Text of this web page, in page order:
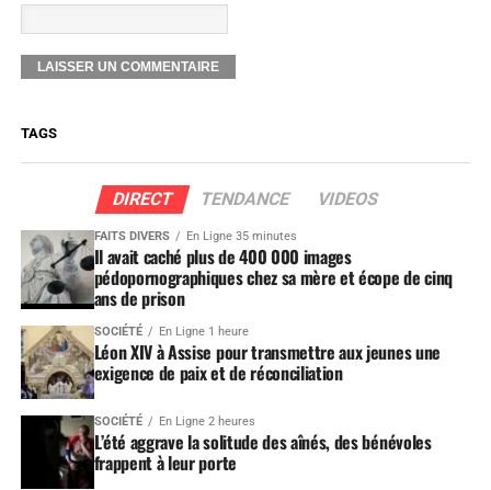
TAGS
DIRECT TENDANCE VIDEOS
FAITS DIVERS En Ligne 35 minutes
Il avait caché plus de 400 000 images
pédopornographiques chez sa mère et écope de cinq
ans de prison
SOCIÉTÉ En Ligne 1 heure
Léon XIV à Assise pour transmettre aux jeunes une
exigence de paix et de réconciliation
SOCIÉTÉ En Ligne 2 heures
L’été aggrave la solitude des aînés, des bénévoles
frappent à leur porte